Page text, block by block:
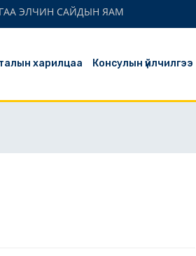
ЭЛЧИН САЙДЫН ЯАМ
харилцаа Консулын үйлчилгээ